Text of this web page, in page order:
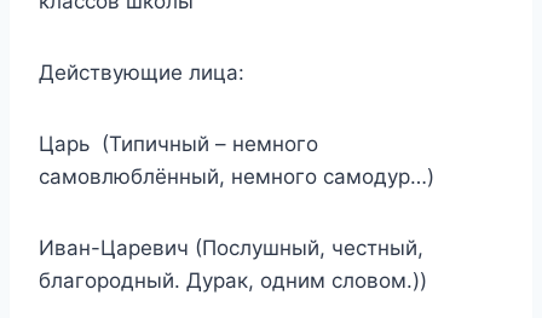
Действующие лица:
Царь (Типичный – немного
самовлюблённый, немного самодур…)
Иван-Царевич (Послушный, честный,
благородный. Дурак, одним словом.))